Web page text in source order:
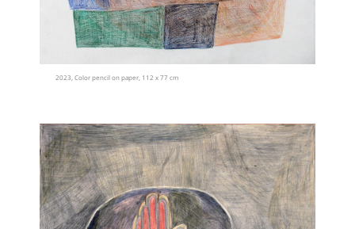
2023, Color pencil on paper, 112 x 77 cm